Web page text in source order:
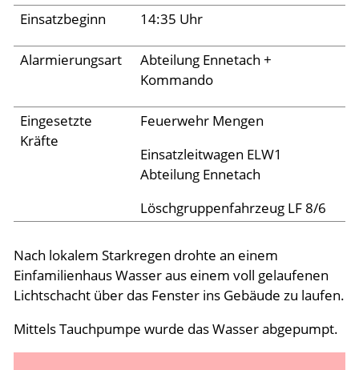
Archiv 2024
Archiv 2023
Archiv 2022
Archiv 2021
Archiv 2020
Archiv 2017
Archiv 2016
Archiv 2015
Jugend
Einsatzbeginn 14:35 Uhr
Alarmierungsart
Abteilung Ennetach +
Kommando
Eingesetzte
Kräfte
Feuerwehr Mengen
Einsatzleitwagen ELW1
Abteilung Ennetach
Löschgruppenfahrzeug LF 8/6
Nach lokalem Starkregen drohte an einem
Einfamilienhaus Wasser aus einem voll gelaufenen
Lichtschacht über das Fenster ins Gebäude zu laufen.
Mittels Tauchpumpe wurde das Wasser abgepumpt.